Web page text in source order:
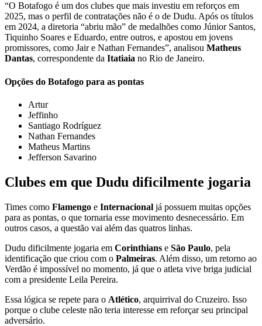
“O Botafogo é um dos clubes que mais investiu em reforços em
2025, mas o perfil de contratações não é o de Dudu. Após os títulos
em 2024, a diretoria “abriu mão” de medalhões como Júnior Santos,
Tiquinho Soares e Eduardo, entre outros, e apostou em jovens
promissores, como Jair e Nathan Fernandes”, analisou Matheus
Dantas, correspondente da Itatiaia no Rio de Janeiro.
Opções do Botafogo para as pontas
Artur
Jeffinho
Santiago Rodríguez
Nathan Fernandes
Matheus Martins
Jefferson Savarino
Clubes em que Dudu dificilmente jogaria
Times como Flamengo e Internacional já possuem muitas opções
para as pontas, o que tornaria esse movimento desnecessário. Em
outros casos, a questão vai além das quatros linhas.
Dudu dificilmente jogaria em Corinthians e São Paulo, pela
identificação que criou com o Palmeiras. Além disso, um retorno ao
Verdão é impossível no momento, já que o atleta vive briga judicial
com a presidente Leila Pereira.
Essa lógica se repete para o Atlético, arquirrival do Cruzeiro. Isso
porque o clube celeste não teria interesse em reforçar seu principal
adversário.